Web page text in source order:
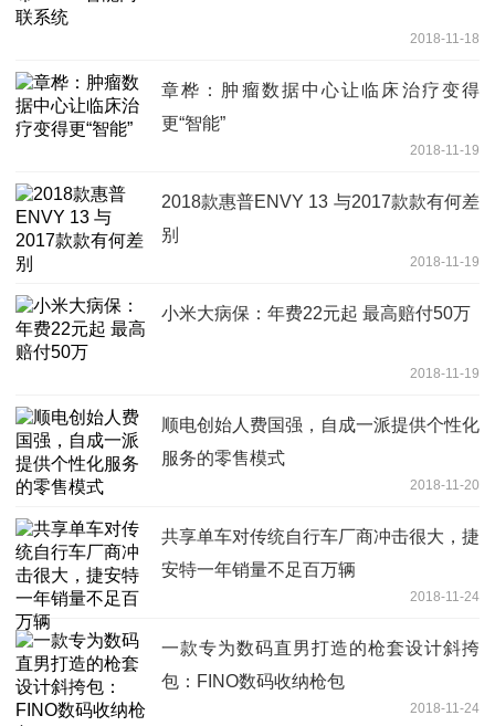
2018-11-18
章桦：肿瘤数据中心让临床治疗变得
更“智能”
2018-11-19
2018款惠普ENVY 13 与2017款款有何差
别
2018-11-19
小米大病保：年费22元起 最高赔付50万
2018-11-19
顺电创始人费国强，自成一派提供个性化
服务的零售模式
2018-11-20
共享单车对传统自行车厂商冲击很大，捷
安特一年销量不足百万辆
2018-11-24
一款专为数码直男打造的枪套设计斜挎
包：FINO数码收纳枪包
2018-11-24